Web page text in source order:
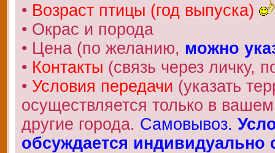
• Возраст птицы (год выпуска)
• Окрас и порода
• Цена (по желанию, можно
• Контакты (связь через личку,
• Условия передачи (указать
осуществляется только в
другие города. Самовывоз.
обсуждается индивидуально